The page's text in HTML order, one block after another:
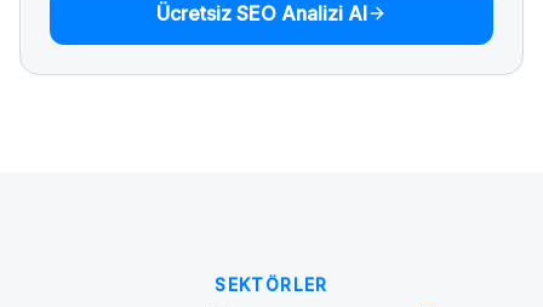
Ücretsiz SEO Analizi Al
SEKTÖRLER